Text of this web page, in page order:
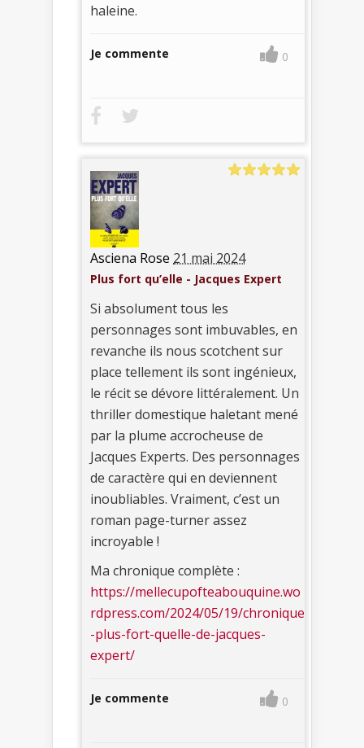
haleine.
Je commente 0
Asciena Rose 21 mai 2024
Plus fort qu’elle - Jacques Expert
Si absolument tous les
personnages sont imbuvables, en
revanche ils nous scotchent sur
place tellement ils sont ingénieux,
le récit se dévore littéralement. Un
thriller domestique haletant mené
par la plume accrocheuse de
Jacques Experts. Des personnages
de caractère qui en deviennent
inoubliables. Vraiment, c’est un
roman page-turner assez
incroyable !
Ma chronique complète :
https://mellecupofteabouquine.wo
rdpress.com/2024/05/19/chronique
-plus-fort-quelle-de-jacques-
expert/
Je commente 0